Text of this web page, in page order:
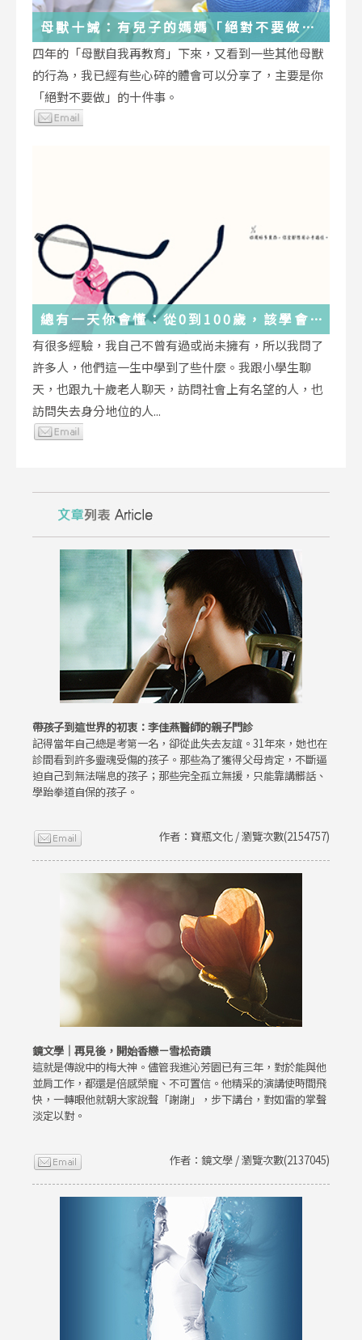
母獸十誡：有兒子的媽媽「絕對不要做」
的十件事
四年的「母獸自我再教育」下來，又看到一些其他母獸
的行為，我已經有些心碎的體會可以分享了，主要是你
「絕對不要做」的十件事。
總有一天你會懂：從0到100歲，該學會
的人生大事，都在這些生活的小事裡了
有很多經驗，我自己不曾有過或尚未擁有，所以我問了
許多人，他們這一生中學到了些什麼。我跟小學生聊
天，也跟九十歲老人聊天，訪問社會上有名望的人，也
訪問失去身分地位的人...
帶孩子到這世界的初衷：李佳燕醫師的親子門診
記得當年自己總是考第一名，卻從此失去友誼。31年來，她也在
診間看到許多靈魂受傷的孩子。那些為了獲得父母肯定，不斷逼
迫自己到無法喘息的孩子；那些完全孤立無援，只能靠講髒話、
學跆拳道自保的孩子。
作者：寶瓶文化 / 瀏覽次數(2154757)
鏡文學｜再見後，開始香戀－雪松奇蹟
這就是傳說中的梅大神。儘管我進沁芳園已有三年，對於能與他
並肩工作，都還是倍感榮寵、不可置信。他精采的演講使時間飛
快，一轉眼他就朝大家說聲「謝謝」，步下講台，對如雷的掌聲
淡定以對。
作者：鏡文學 / 瀏覽次數(2137045)